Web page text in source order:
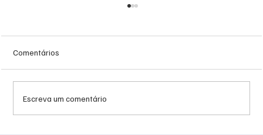
Comentários
Escreva um comentário